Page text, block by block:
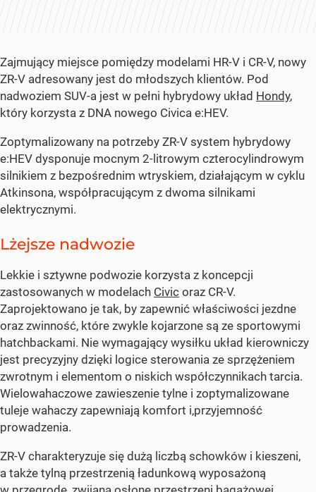
Zajmujący miejsce pomiędzy modelami HR-V i CR-V, nowy
ZR-V adresowany jest do młodszych klientów. Pod
nadwoziem SUV-a jest w pełni hybrydowy układ Hondy,
który korzysta z DNA nowego Civica e:HEV.
Zoptymalizowany na potrzeby ZR-V system hybrydowy
e:HEV dysponuje mocnym 2-litrowym czterocylindrowym
silnikiem z bezpośrednim wtryskiem, działającym w cyklu
Atkinsona, współpracującym z dwoma silnikami
elektrycznymi.
Lżejsze nadwozie
Lekkie i sztywne podwozie korzysta z koncepcji
zastosowanych w modelach Civic oraz CR-V.
Zaprojektowano je tak, by zapewnić właściwości jezdne
oraz zwinność, które zwykle kojarzone są ze sportowymi
hatchbackami. Nie wymagający wysiłku układ kierowniczy
jest precyzyjny dzięki logice sterowania ze sprzężeniem
zwrotnym i elementom o niskich współczynnikach tarcia.
Wielowahaczowe zawieszenie tylne i zoptymalizowane
tuleje wahaczy zapewniają komfort i,przyjemność
prowadzenia.
ZR-V charakteryzuje się dużą liczbą schowków i kieszeni,
a także tylną przestrzenią ładunkową wyposażoną